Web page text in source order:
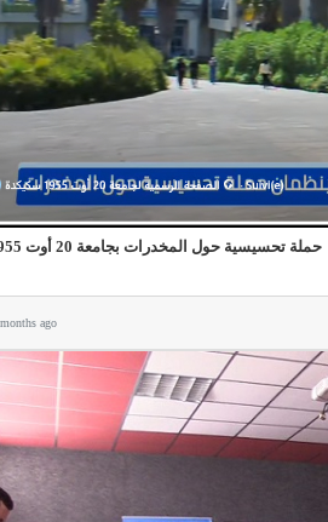
حملة تحسيسية حول المخدرات بجامعة 20 أوت 1955
ago